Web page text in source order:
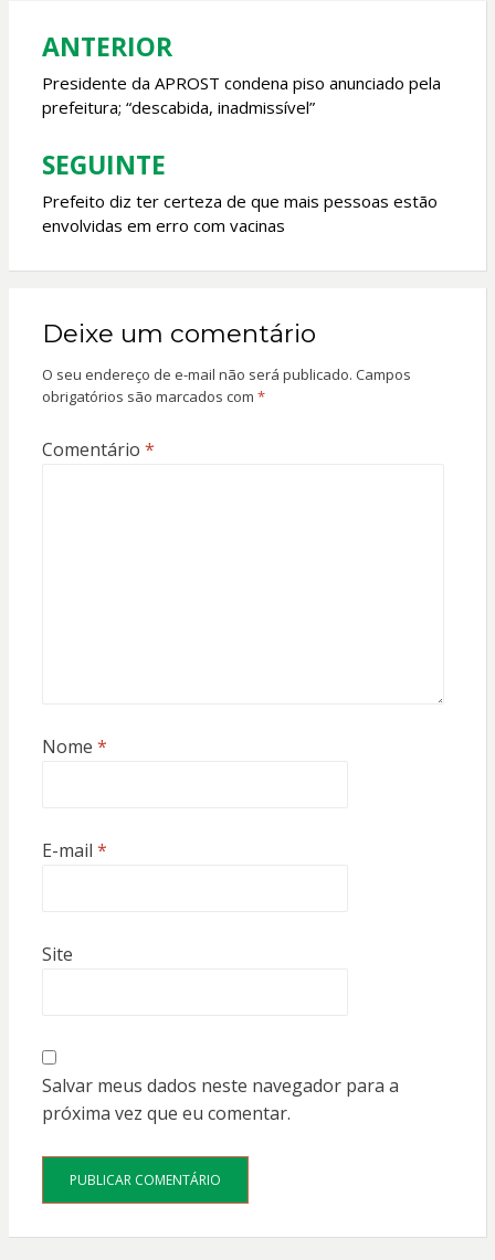
Navegação
de
Post
ANTERIOR
Presidente da APROST condena piso anunciado pela
prefeitura; “descabida, inadmissível”
SEGUINTE
Prefeito diz ter certeza de que mais pessoas estão
envolvidas em erro com vacinas
Deixe um comentário
O seu endereço de e-mail não será publicado. Campos
obrigatórios são marcados com *
Comentário *
Nome *
E-mail *
Site
Salvar meus dados neste navegador para a
próxima vez que eu comentar.